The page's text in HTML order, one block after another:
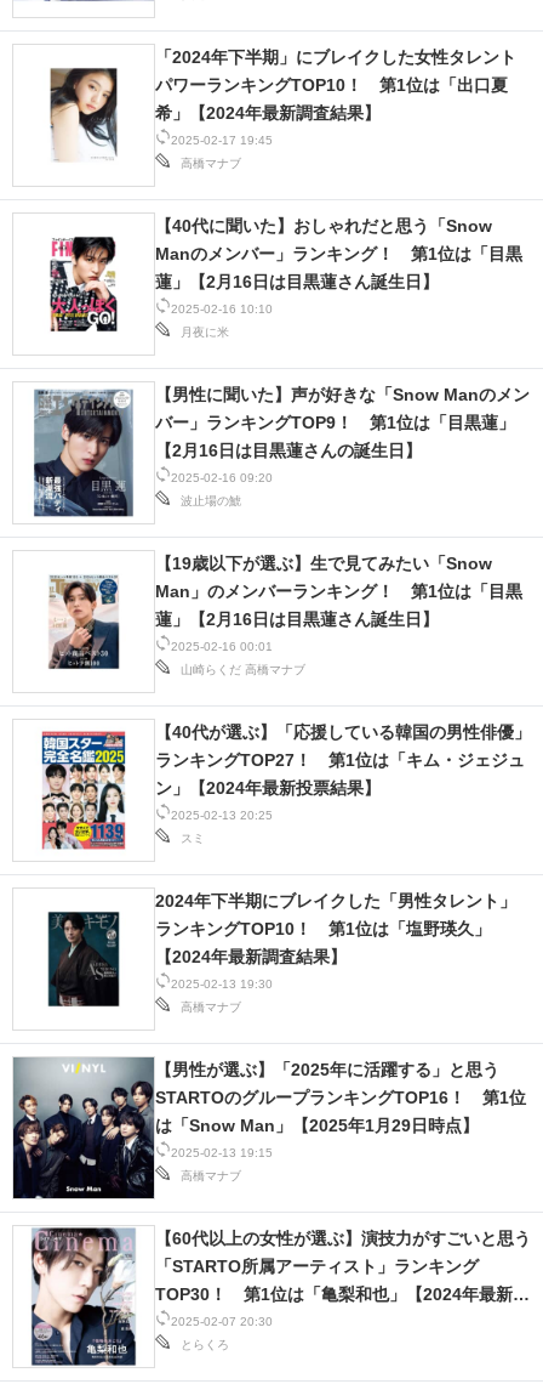
2025-02-17 19:45
高橋マナブ
「2024年下半期」にブレイクした女性タレント
パワーランキングTOP10！ 第1位は「出口夏
希」【2024年最新調査結果】
2025-02-16 10:10
月夜に米
【40代に聞いた】おしゃれだと思う「Snow
Manのメンバー」ランキング！ 第1位は「目黒
蓮」【2月16日は目黒蓮さん誕生日】
2025-02-16 09:20
波止場の鯱
【男性に聞いた】声が好きな「Snow Manのメン
バー」ランキングTOP9！ 第1位は「目黒蓮」
【2月16日は目黒蓮さんの誕生日】
2025-02-16 00:01
山崎らくだ 高橋マナブ
【19歳以下が選ぶ】生で見てみたい「Snow
Man」のメンバーランキング！ 第1位は「目黒
蓮」【2月16日は目黒蓮さん誕生日】
2025-02-13 20:25
スミ
【40代が選ぶ】「応援している韓国の男性俳優」
ランキングTOP27！ 第1位は「キム・ジェジュ
ン」【2024年最新投票結果】
2025-02-13 19:30
高橋マナブ
2024年下半期にブレイクした「男性タレント」
ランキングTOP10！ 第1位は「塩野瑛久」
【2024年最新調査結果】
2025-02-13 19:15
高橋マナブ
【男性が選ぶ】「2025年に活躍する」と思う
STARTOのグループランキングTOP16！ 第1位
は「Snow Man」【2025年1月29日時点】
2025-02-07 20:30
とらくろ
【60代以上の女性が選ぶ】演技力がすごいと思う
「STARTO所属アーティスト」ランキング
TOP30！ 第1位は「亀梨和也」【2024年最新投
票結果】